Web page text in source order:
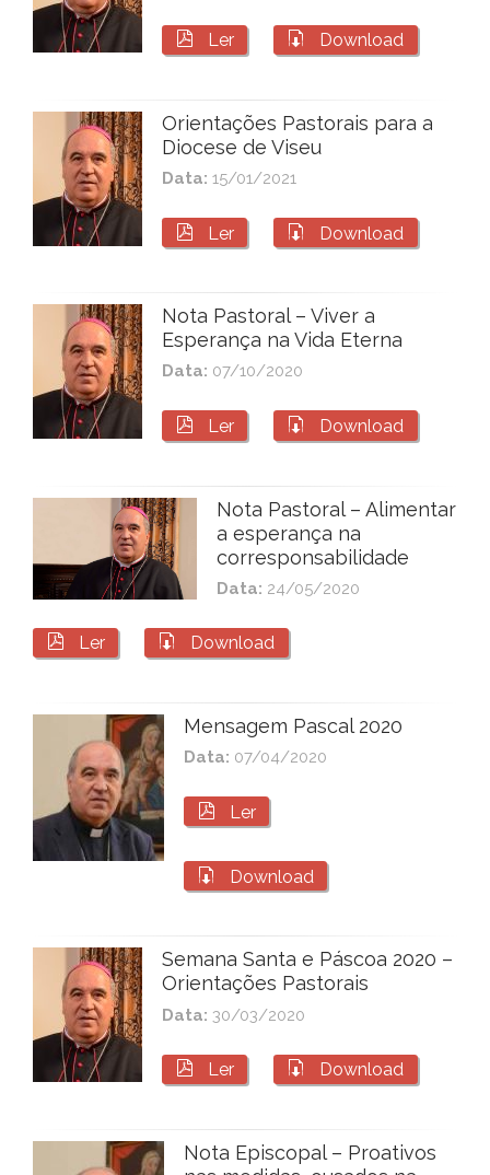
 Ler  Download
Orientações Pastorais para a
Diocese de Viseu
Data: 15/01/2021
 Ler  Download
Nota Pastoral – Viver a
Esperança na Vida Eterna
Data: 07/10/2020
 Ler  Download
Nota Pastoral – Alimentar
a esperança na
corresponsabilidade
Data: 24/05/2020
 Ler  Download
Mensagem Pascal 2020
Data: 07/04/2020
 Ler
 Download
Semana Santa e Páscoa 2020 –
Orientações Pastorais
Data: 30/03/2020
 Ler  Download
Nota Episcopal – Proativos